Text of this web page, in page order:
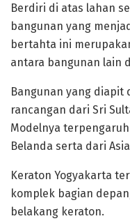
Berdiri di atas lahan
bangunan yang
bertahta ini
antara bangunan lain
Bangunan yang diapit
rancangan dari Sri
Modelnya
Belanda serta dari
Keraton Yogyakarta
komplek bagian
belakang keraton.